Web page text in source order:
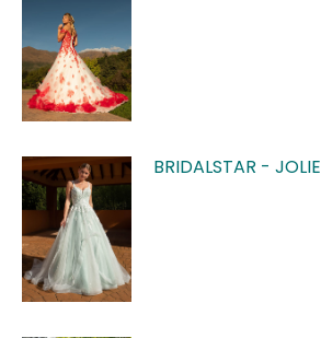
BRIDALSTAR - JOLIE